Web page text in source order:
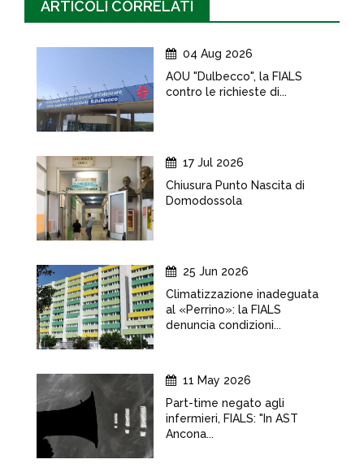
ARTICOLI CORRELATI
04 Aug 2026
AOU "Dulbecco", la FIALS
contro le richieste di...
17 Jul 2026
Chiusura Punto Nascita di
Domodossola
25 Jun 2026
Climatizzazione inadeguata
al «Perrino»: la FIALS
denuncia condizioni...
11 May 2026
Part-time negato agli
infermieri, FIALS: "In AST
Ancona...